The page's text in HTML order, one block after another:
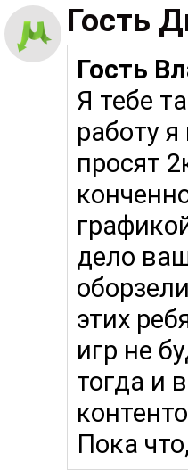
Гость
Гость
Я тебе
работу
просят
дело
этих
игр не
тогда и
Пока